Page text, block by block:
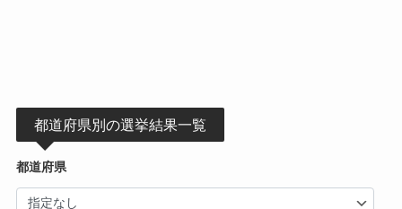
都道府県別の選挙結果一覧
都道府県